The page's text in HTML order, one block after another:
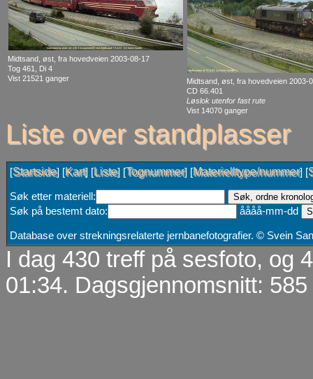
Midtsand, øst, fra hovedveien 2003-08-17
Tog 461, Di 4
Vist 21521 ganger
Midtsand, øst, fra hovedveien 2003-
CD 66.401
Løslok utenfor fast rute
Vist 14070 ganger
Liste over standplasser
[Startside] [Kart] [Liste] [Tognummer] [Materielltype/nummer] [
Søk etter materiell:
Søk på bestemt dato:
åååå-mm-dd
Database over strekningsrelaterte jernbanefotografier. © Svein
I dag 430 treff på sesfoto, og
01:34. Dagsgjennomsnitt: 585